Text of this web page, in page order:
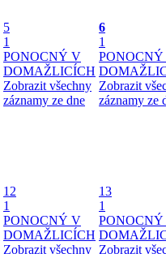
5
1
PONOCNÝ V
DOMAŽLICÍCH
Zobrazit všechny
záznamy ze dne
6
1
Zobrazit
záznamy ze
12
1
PONOCNÝ V
DOMAŽLICÍCH
Zobrazit všechny
13
1
Zobrazit